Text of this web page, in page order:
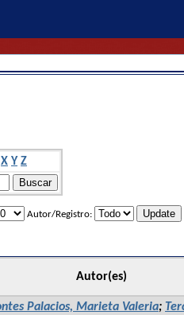
X Y Z
Autor/Registro:
Autor(es)
Palacios, Marieta Valeria;